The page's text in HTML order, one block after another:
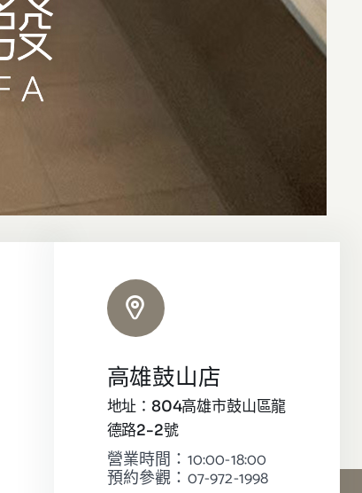
高雄鼓山店
地址：804高雄市鼓山區龍
德路2-2號
營業時間：10:00-18:00
預約參觀：07-972-1998